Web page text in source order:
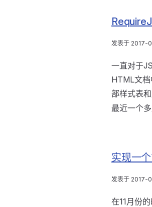
发表于 2017-
一直对于
HTML文
部样式表
最近一个
实现一
发表于 2017-
在11月份